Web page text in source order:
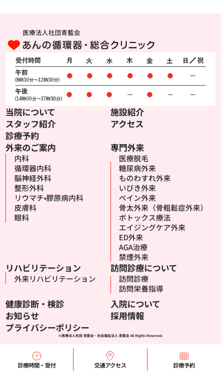
医療法人社団青藍会
当院について
施設紹介
スタッフ紹介
アクセス
診療予約
外来のご案内
内科
循環器内科
脳神経外科
整形外科
リウマチ•膠原病内科
皮膚科
眼科
専門外来
医療脱毛
糖尿病外来
ものわすれ外来
いびき外来
ペイン外来
骨太外来（骨粗鬆症外来）
ボトックス療法
エイジングケア外来
ED外来
AGA治療
禁煙外来
リハビリテーション
外来リハビリテーション
訪問診療について
訪問診療
訪問栄養指導
健康診断・検診
入院について
お知らせ
採用情報
プライバシーポリシー
©医療法人社団 青藍会・社会福祉法人 青藍会 All Rights Reserved.
診療時間・受付 交通アクセス 診療予約